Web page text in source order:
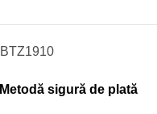
BTZ1910
Metodă sigură de plată